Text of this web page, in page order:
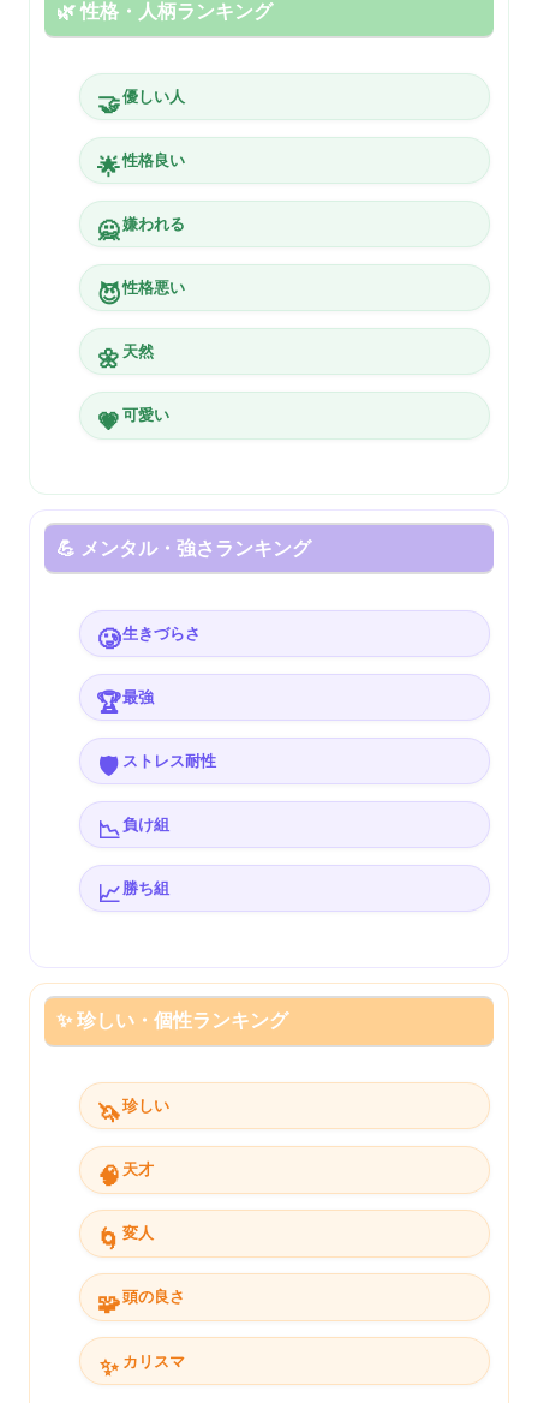
🌿 性格・人柄ランキング
🤝優しい人
🌟性格良い
🙅嫌われる
😈性格悪い
🌼 天然
💗 可愛い
💪 メンタル・強さランキング
🥲生きづらさ
🏆最強
🛡️ ストレス耐性
📉負け組
📈 勝ち組
✨ 珍しい・個性ランキング
🦄珍しい
🧠 天才
🌀 変人
🧩頭の良さ
✨ カリスマ